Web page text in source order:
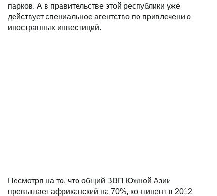
парков. А в правительстве этой республики уже
действует специальное агентство по привлечению
иностранных инвестиций.
Несмотря на то, что общий ВВП Южной Азии
превышает африканский на 70%, континент в 2012